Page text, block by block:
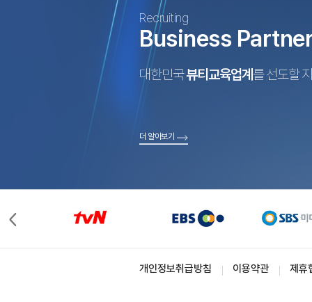
Recruiting
Business
대한민국뷰티교육업계 를 선도할
더 알아보기
개인정보취급방침 이용약관 제휴